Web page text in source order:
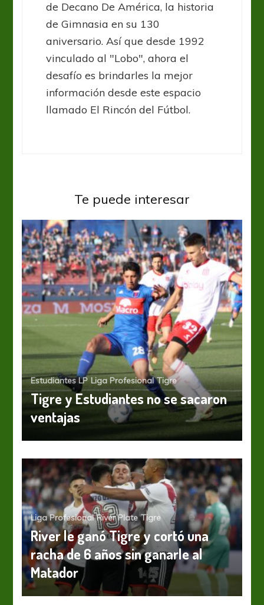
de Decano De América, la historia
de Gimnasia en su 130
aniversario. Así que desde 1992
vinculado al "Lobo", ahora el
desafío es brindarles la mejor
información desde este espacio
llamado El Rincón del Fútbol.
Te puede interesar
Estudiantes LP Liga Profesional Tigre
Tigre y Estudiantes no se sacaron
ventajas
Liga Profesional River Plate Tigre
River le ganó Tigre y cortó una
racha de 6 años sin ganarle al
Matador
Estudiantes LP Liga Profesional